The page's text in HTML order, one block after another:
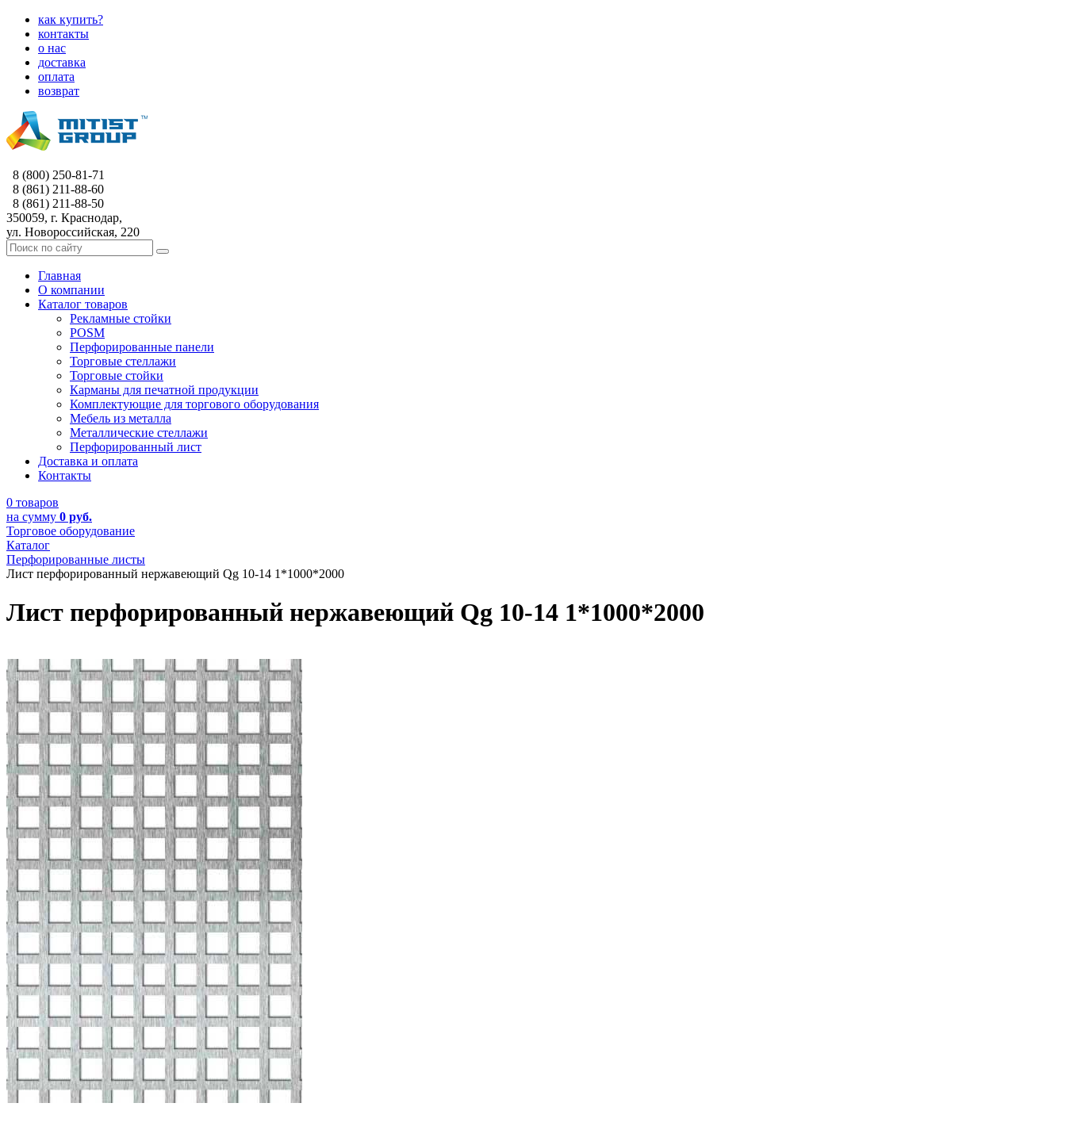
как купить?
контакты
о нас
доставка
оплата
возврат
8 (800) 250-81-71
8 (861) 211-88-60
8 (861) 211-88-50
350059, г. Краснодар,
ул. Новороссийская, 220
Главная
О компании
Каталог товаров
Рекламные стойки
POSM
Перфорированные панели
Торговые стеллажи
Торговые стойки
Карманы для печатной продукции
Комплектующие для торгового оборудования
Мебель из металла
Металлические стеллажи
Перфорированный лист
Доставка и оплата
Контакты
0 товаров
на сумму 0 руб.
Торговое оборудование
Каталог
Перфорированные листы
Лист перфорированный нержавеющий Qg 10-14 1*1000*2000
Лист перфорированный нержавеющий Qg 10-14 1*1000*2000